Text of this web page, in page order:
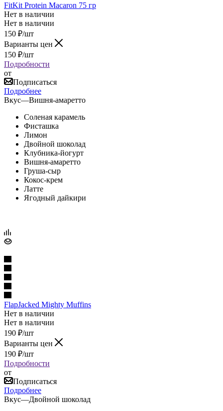
FitKit Protein Macaron 75 гр
Нет в наличии
Нет в наличии
150 ₽/шт
Варианты цен
150 ₽/шт
Подробности
от
Подписаться
Подробнее
Вкус—Вишня-амаретто
Соленая карамель
Фисташка
Лимон
Двойной шоколад
Клубника-йогурт
Вишня-амаретто
Груша-сыр
Кокос-крем
Латте
Ягодный дайкири
FlapJacked Mighty Muffins
Нет в наличии
Нет в наличии
190 ₽/шт
Варианты цен
190 ₽/шт
Подробности
от
Подписаться
Подробнее
Вкус—Двойной шоколад